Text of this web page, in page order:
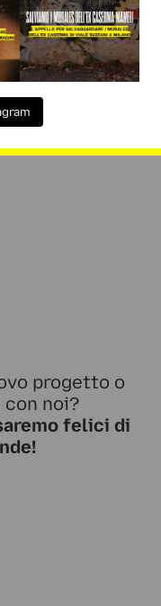
progetto o
noi?
felici di